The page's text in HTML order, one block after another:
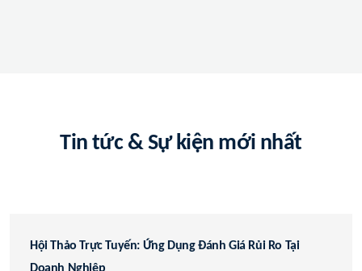
Tin tức & Sự kiện mới nhất
Hội Thảo Trực Tuyến: Ứng Dụng Đánh Giá Rủi Ro Tại